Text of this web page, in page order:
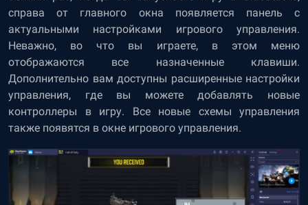
справа от главного окна появляется панель с
актуальными настройками игрового управления.
Неважно, во что вы играете, в этом меню
отображаются все назначенные клавиши.
Дополнительно вам доступны расширенные настройки
управления, где вы можете добавлять новые
контроллеры в игру. Все новые схемы управления
также появятся в окне игрового управления.